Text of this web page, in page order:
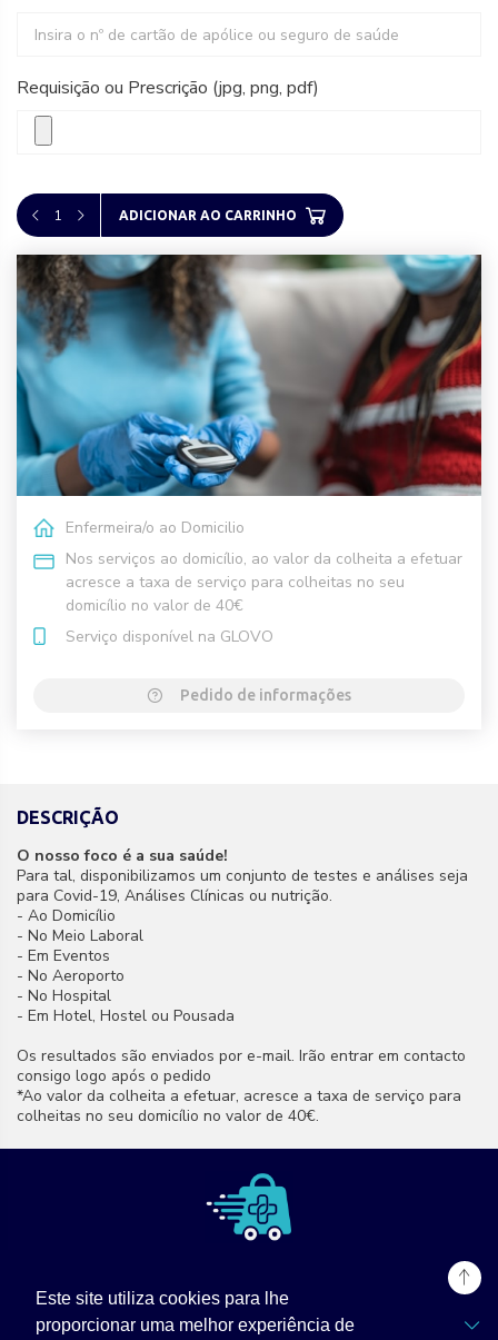
Este site utiliza cookies para lhe
proporcionar uma melhor experiência de
Requisição ou Prescrição (jpg, png, pdf)
1 ADICIONAR AO CARRINHO
Enfermeira/o ao Domicilio
Nos serviços ao domicílio, ao valor da colheita a efetuar
acresce a taxa de serviço para colheitas no seu
domicílio no valor de 40€
Serviço disponível na GLOVO
Pedido de informações
DESCRIÇÃO
O nosso foco é a sua saúde!
Para tal, disponibilizamos um conjunto de testes e análises seja
para Covid-19, Análises Clínicas ou nutrição.
- Ao Domicílio
- No Meio Laboral
- Em Eventos
- No Aeroporto
- No Hospital
- Em Hotel, Hostel ou Pousada
Os resultados são enviados por e-mail. Irão entrar em contacto
consigo logo após o pedido
*Ao valor da colheita a efetuar, acresce a taxa de serviço para
colheitas no seu domicílio no valor de 40€.
TPZ Labs